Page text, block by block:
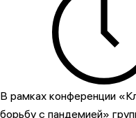
В рамках конференции
борьбу с пандемией»